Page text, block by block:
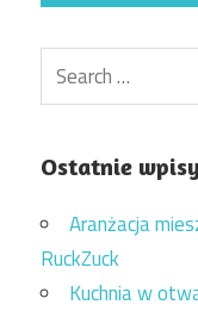
Ostatnie wpisy
Aranżacja
RuckZuck
Kuchnia w